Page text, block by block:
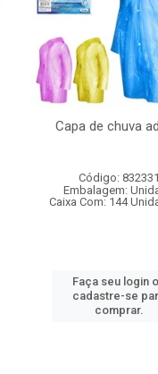
Capa de chuva
Código: 832331
Embalagem:
Caixa Com: 144
Faça seu login
cadastre-se
comprar.